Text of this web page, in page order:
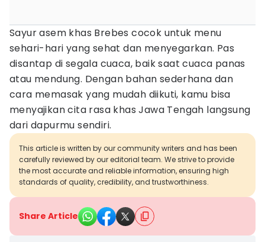
Sayur asem khas Brebes cocok untuk menu
sehari-hari yang sehat dan menyegarkan. Pas
disantap di segala cuaca, baik saat cuaca panas
atau mendung. Dengan bahan sederhana dan
cara memasak yang mudah diikuti, kamu bisa
menyajikan cita rasa khas Jawa Tengah langsung
dari dapurmu sendiri.
This article is written by our community writers and has been
carefully reviewed by our editorial team. We strive to provide
the most accurate and reliable information, ensuring high
standards of quality, credibility, and trustworthiness.
Share Article